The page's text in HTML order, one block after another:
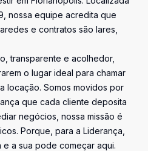
nossa equipe acredita que
e contratos são lares,
transparente e acolhedor,
o lugar ideal para chamar
locação. Somos movidos por
que cada cliente deposita
negócios, nossa missão é
Porque, para a Liderança,
e a sua pode começar aqui.